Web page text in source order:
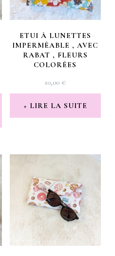
ETUI À LUNETTES
IMPERMÉABLE , AVEC
RABAT , FLEURS
COLORÉES
10,00 €
LIRE LA SUITE